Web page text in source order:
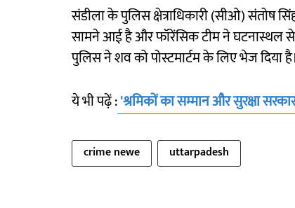
संडीला के पुलिस क्षेत्राधिकारी (सीओ) संतोष
सामने आई है और फॉरेंसिक टीम ने घटनास्थल
पुलिस ने शव को पोस्टमार्टम के लिए भेज दिया है।
ये भी पढ़ें :'श्रमिकों का सम्मान और सुरक्षा
crime newe uttarpadesh